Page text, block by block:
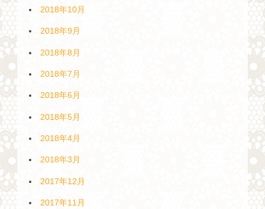
2018年10月
2018年9月
2018年8月
2018年7月
2018年6月
2018年5月
2018年4月
2018年3月
2017年12月
2017年11月